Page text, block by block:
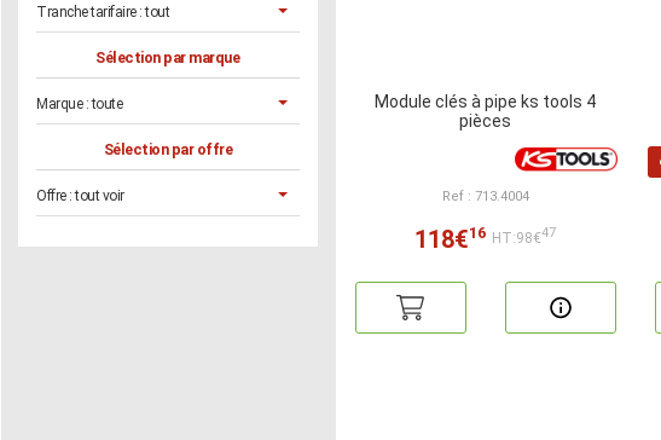
Tranche tarifaire :tout
Sélection par marque
Marque :toute
Sélection par offre
Offre :tout voir
Module clés à pipe ks tools 4
pièces
Ref : 713.4004
118€16 HT:98€47